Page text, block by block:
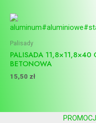
Palisady
PALISADA 11,8×11,8×40
BETONOWA
15,50 zł